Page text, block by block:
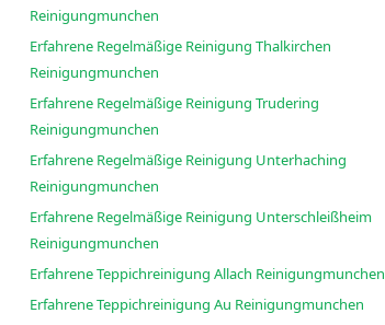
Reinigungmunchen
Erfahrene Regelmäßige Reinigung Thalkirchen
Reinigungmunchen
Erfahrene Regelmäßige Reinigung Trudering
Reinigungmunchen
Erfahrene Regelmäßige Reinigung Unterhaching
Reinigungmunchen
Erfahrene Regelmäßige Reinigung Unterschleißheim
Reinigungmunchen
Erfahrene Teppichreinigung Allach Reinigungmunchen
Erfahrene Teppichreinigung Au Reinigungmunchen